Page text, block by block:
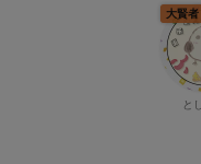
大賢者
と